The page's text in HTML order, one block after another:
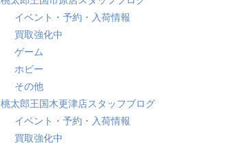
イベント・予約・入荷情報
買取強化中
ゲーム
ホビー
その他
桃太郎王国木更津店スタッフブログ
イベント・予約・入荷情報
買取強化中